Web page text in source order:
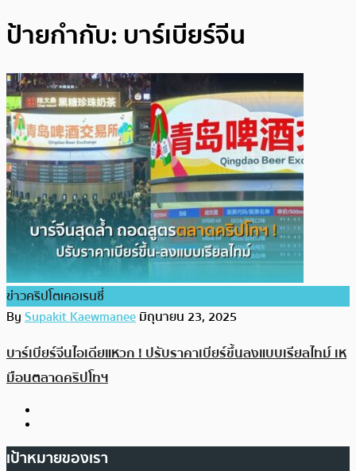
ป้ายกำกับ: บาร์เบียร์จีน
ข่าวคริปโตเคอเรนซี่
BySupakit Kaewmaneeมิถุนายน 23, 2025
บาร์เบียร์จีนไอเดียแหวก ! ปรับราคาเบียร์ขึ้นลงแบบเรียลไทม์ เห
มือนตลาดคริปโทฯ
เป้าหมายของเรา